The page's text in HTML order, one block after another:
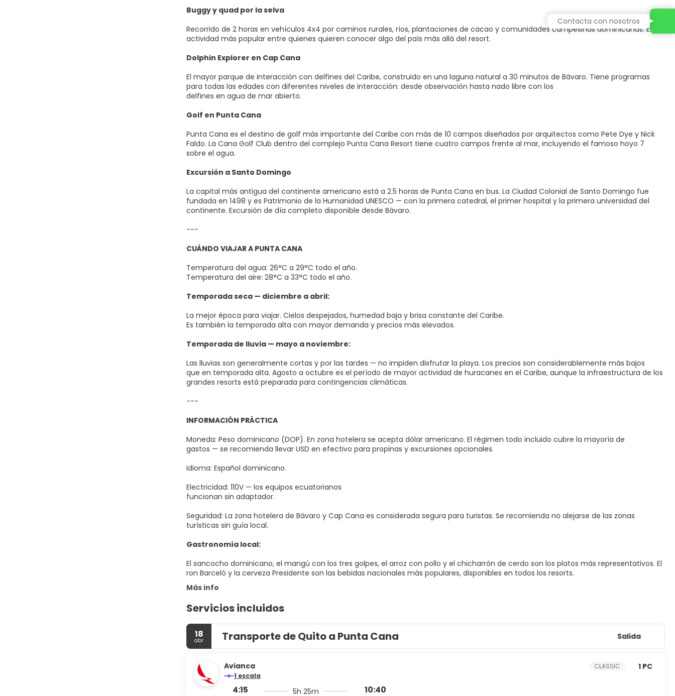
Buggy y quad por la selva
Recorrido de 2 horas en vehículos 4x4 por caminos rurales, ríos, plantaciones de cacao y comunidades campesinas dominicanas. Es la
actividad más popular entre quienes quieren conocer algo del país más allá del resort.
Dolphin Explorer en Cap Cana
El mayor parque de interacción con delfines del Caribe, construido en una laguna natural a 30 minutos de Bávaro. Tiene programas
para todas las edades con diferentes niveles de interacción: desde observación hasta nado libre con los
delfines en agua de mar abierto.
Golf en Punta Cana
Punta Cana es el destino de golf más importante del Caribe con más de 10 campos diseñados por arquitectos como Pete Dye y Nick
Faldo. La Cana Golf Club dentro del complejo Punta Cana Resort tiene cuatro campos frente al mar, incluyendo el famoso hoyo 7
sobre el agua.
Excursión a Santo Domingo
La capital más antigua del continente americano está a 2.5 horas de Punta Cana en bus. La Ciudad Colonial de Santo Domingo fue
fundada en 1498 y es Patrimonio de la Humanidad UNESCO — con la primera catedral, el primer hospital y la primera universidad del
continente. Excursión de día completo disponible desde Bávaro.
---
CUÁNDO VIAJAR A PUNTA CANA
Temperatura del agua: 26°C a 29°C todo el año.
Temperatura del aire: 28°C a 33°C todo el año.
Temporada seca — diciembre a abril:
La mejor época para viajar. Cielos despejados, humedad baja y brisa constante del Caribe.
Es también la temporada alta con mayor demanda y precios más elevados.
Temporada de lluvia — mayo a noviembre:
Las lluvias son generalmente cortas y por las tardes — no impiden disfrutar la playa. Los precios son considerablemente más bajos
que en temporada alta. Agosto a octubre es el período de mayor actividad de huracanes en el Caribe, aunque la infraestructura de los
grandes resorts está preparada para contingencias climáticas.
---
INFORMACIÓN PRÁCTICA
Moneda: Peso dominicano (DOP). En zona hotelera se acepta dólar americano. El régimen todo incluido cubre la mayoría de
gastos — se recomienda llevar USD en efectivo para propinas y excursiones opcionales.
Idioma: Español dominicano.
Electricidad: 110V — los equipos ecuatorianos
funcionan sin adaptador.
Seguridad: La zona hotelera de Bávaro y Cap Cana es considerada segura para turistas. Se recomienda no alejarse de las zonas
turísticas sin guía local.
Gastronomía local:
El sancocho dominicano, el mangú con los tres golpes, el arroz con pollo y el chicharrón de cerdo son los platos más representativos. El
ron Barceló y la cerveza Presidente son las bebidas nacionales más populares, disponibles en todos los resorts.
Más info
Servicios incluidos
18
abr Transporte de Quito a Punta Cana Salida
Avianca
1 escala
4:15 5h 25m 10:40
CLASSIC 1 PC
Contacta con nosotros